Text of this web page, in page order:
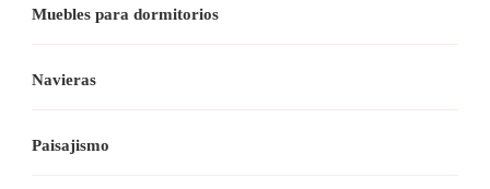
Muebles para dormitorios
Navieras
Paisajismo